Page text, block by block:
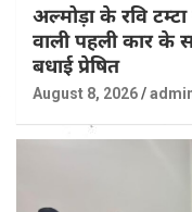
अल्मोड़ा के रवि
वाली पहली कार के
बधाई प्रेषित
August 8, 2026